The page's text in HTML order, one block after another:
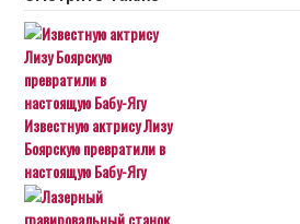
Известную актрису Лизу
Боярскую превратили в
настоящую Бабу-Ягу